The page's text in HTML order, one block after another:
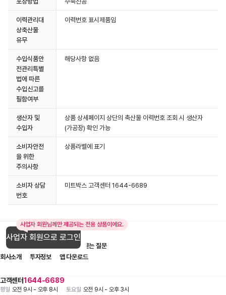
이력관리대
상축산물
유무
이력번호 표시제품임
수입식품안
전관리특별
법에 따른
수입신고를
필함여부
해당사항 없음
생산자 및
수입자
상품 상세페이지 상단의 축산물 이력번호 조회 시 생산자
(가공장) 확인 가능
소비자안전
을 위한
주의사항
상품라벨에 표기
소비자 상담
번호
미트박스 고객센터 1644-6689
사업자 회원님께만 제공되는 전용 상품이에요.
사업자 회원으로 로그인
고객센터1644-6689
평일 오전 9시 - 오후 8시 토요일 오전 9시 - 오후 3시
입점 제휴 문의
자주 묻는 질문
회사소개
투자정보 앱 다운로드